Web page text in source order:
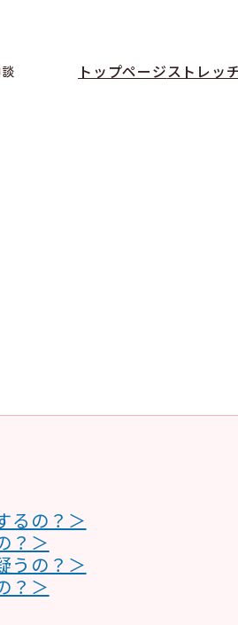
トップページストレッ
るの？＞
？＞
うの？＞
？＞